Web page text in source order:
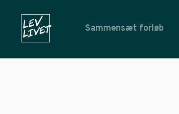
Sammensæt forløb